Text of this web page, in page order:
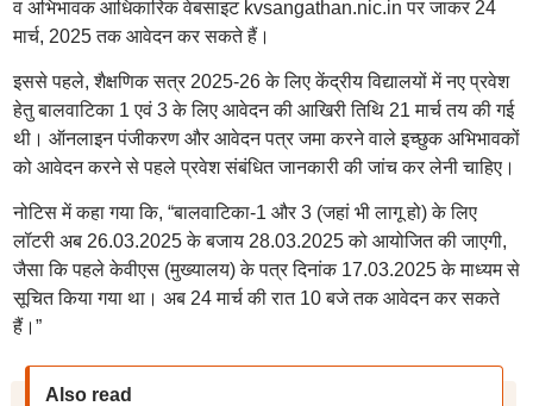
व अभिभावक आधिकारिक वेबसाइट kvsangathan.nic.in पर जाकर 24
मार्च, 2025 तक आवेदन कर सकते हैं।
इससे पहले, शैक्षणिक सत्र 2025-26 के लिए केंद्रीय विद्यालयों में नए प्रवेश
हेतु बालवाटिका 1 एवं 3 के लिए आवेदन की आखिरी तिथि 21 मार्च तय की गई
थी। ऑनलाइन पंजीकरण और आवेदन पत्र जमा करने वाले इच्छुक अभिभावकों
को आवेदन करने से पहले प्रवेश संबंधित जानकारी की जांच कर लेनी चाहिए।
नोटिस में कहा गया कि, “बालवाटिका-1 और 3 (जहां भी लागू हो) के लिए
लॉटरी अब 26.03.2025 के बजाय 28.03.2025 को आयोजित की जाएगी,
जैसा कि पहले केवीएस (मुख्यालय) के पत्र दिनांक 17.03.2025 के माध्यम से
सूचित किया गया था। अब 24 मार्च की रात 10 बजे तक आवेदन कर सकते
हैं।”
Also read